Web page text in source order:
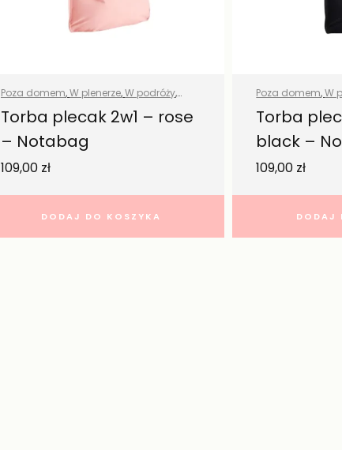
Poza domem,W plenerze,W podróży,
Wszystkie produkty
Torba plecak 2w1 – rose
– Notabag
109,00 zł
DODAJ DO KOSZYKA
Poza domem,W
Wszystkie produkty
Torba
black –
109,00 zł
DODAJ